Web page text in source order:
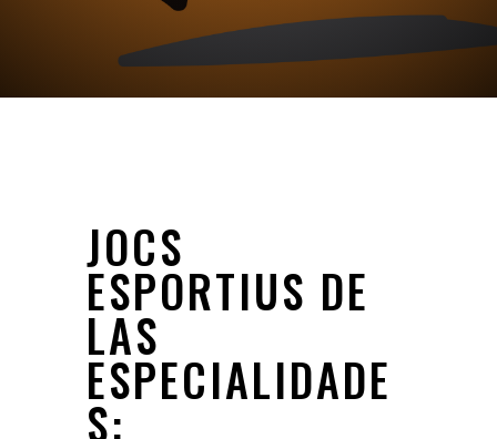
JOCS
ESPORTIUS DE
LAS
ESPECIALIDADE
S: